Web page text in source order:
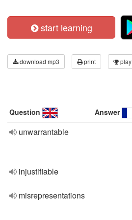
start learning
download mp3 print play
Question Answer
unwarrantable
injustifiable
misrepresentations